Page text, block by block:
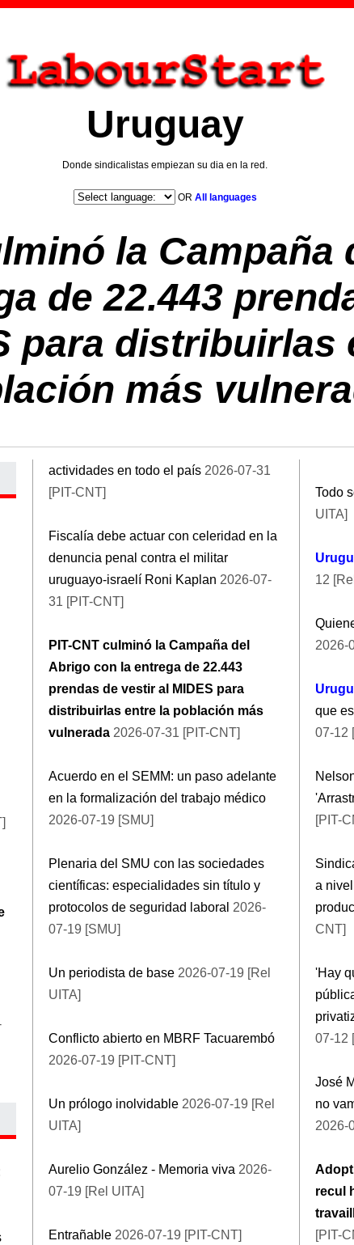
Uruguay
Donde sindicalistas empiezan su dia en la red.
OR All languages
la Campaña
de 22.443
para distribuirlas
más
actividades en todo el país 2026-07-31
[PIT-CNT]
Fiscalía debe actuar con celeridad en la
denuncia penal contra el militar
uruguayo-israelí Roni Kaplan 2026-07-
31 [PIT-CNT]
PIT-CNT culminó la Campaña del
Abrigo con la entrega de 22.443
prendas de vestir al MIDES para
distribuirlas entre la población más
vulnerada 2026-07-31 [PIT-CNT]
Acuerdo en el SEMM: un paso adelante
en la formalización del trabajo médico
2026-07-19 [SMU]
Plenaria del SMU con las sociedades
científicas: especialidades sin título y
protocolos de seguridad laboral 2026-
07-19 [SMU]
Un periodista de base 2026-07-19 [Rel
UITA]
Conflicto abierto en MBRF Tacuarembó
2026-07-19 [PIT-CNT]
Un prólogo inolvidable 2026-07-19 [Rel
UITA]
Aurelio González - Memoria viva 2026-
07-19 [Rel UITA]
Entrañable 2026-07-19 [PIT-CNT]
Todo
UITA]
12
2026-
que
07-12
[PIT-
a
CNT]
'Hay
07-12
José
no
2026-
recul
[PIT-